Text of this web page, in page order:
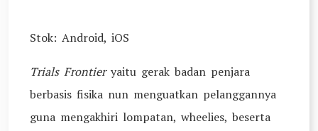
Stok: Android, iOS
Trials Frontier yaitu gerak badan penjara
berbasis fisika nun menguatkan pelanggannya
guna mengakhiri lompatan, wheelies, beserta